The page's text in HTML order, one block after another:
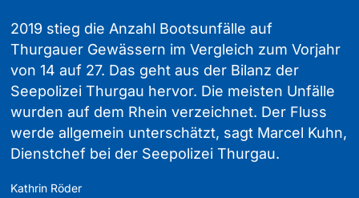
2019 stieg die Anzahl Bootsunfälle auf
Thurgauer Gewässern im Vergleich zum Vorjahr
von 14 auf 27. Das geht aus der Bilanz der
Seepolizei Thurgau hervor. Die meisten Unfälle
wurden auf dem Rhein verzeichnet. Der Fluss
werde allgemein unterschätzt, sagt Marcel Kuhn,
Dienstchef bei der Seepolizei Thurgau.
Kathrin Röder